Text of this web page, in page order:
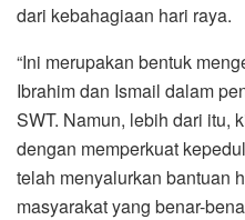
dari kebahagiaan hari raya.
“Ini merupakan bentuk
Ibrahim dan Ismail dalam
SWT. Namun, lebih dari itu,
dengan memperkuat
telah menyalurkan bantuan
masyarakat yang benar-